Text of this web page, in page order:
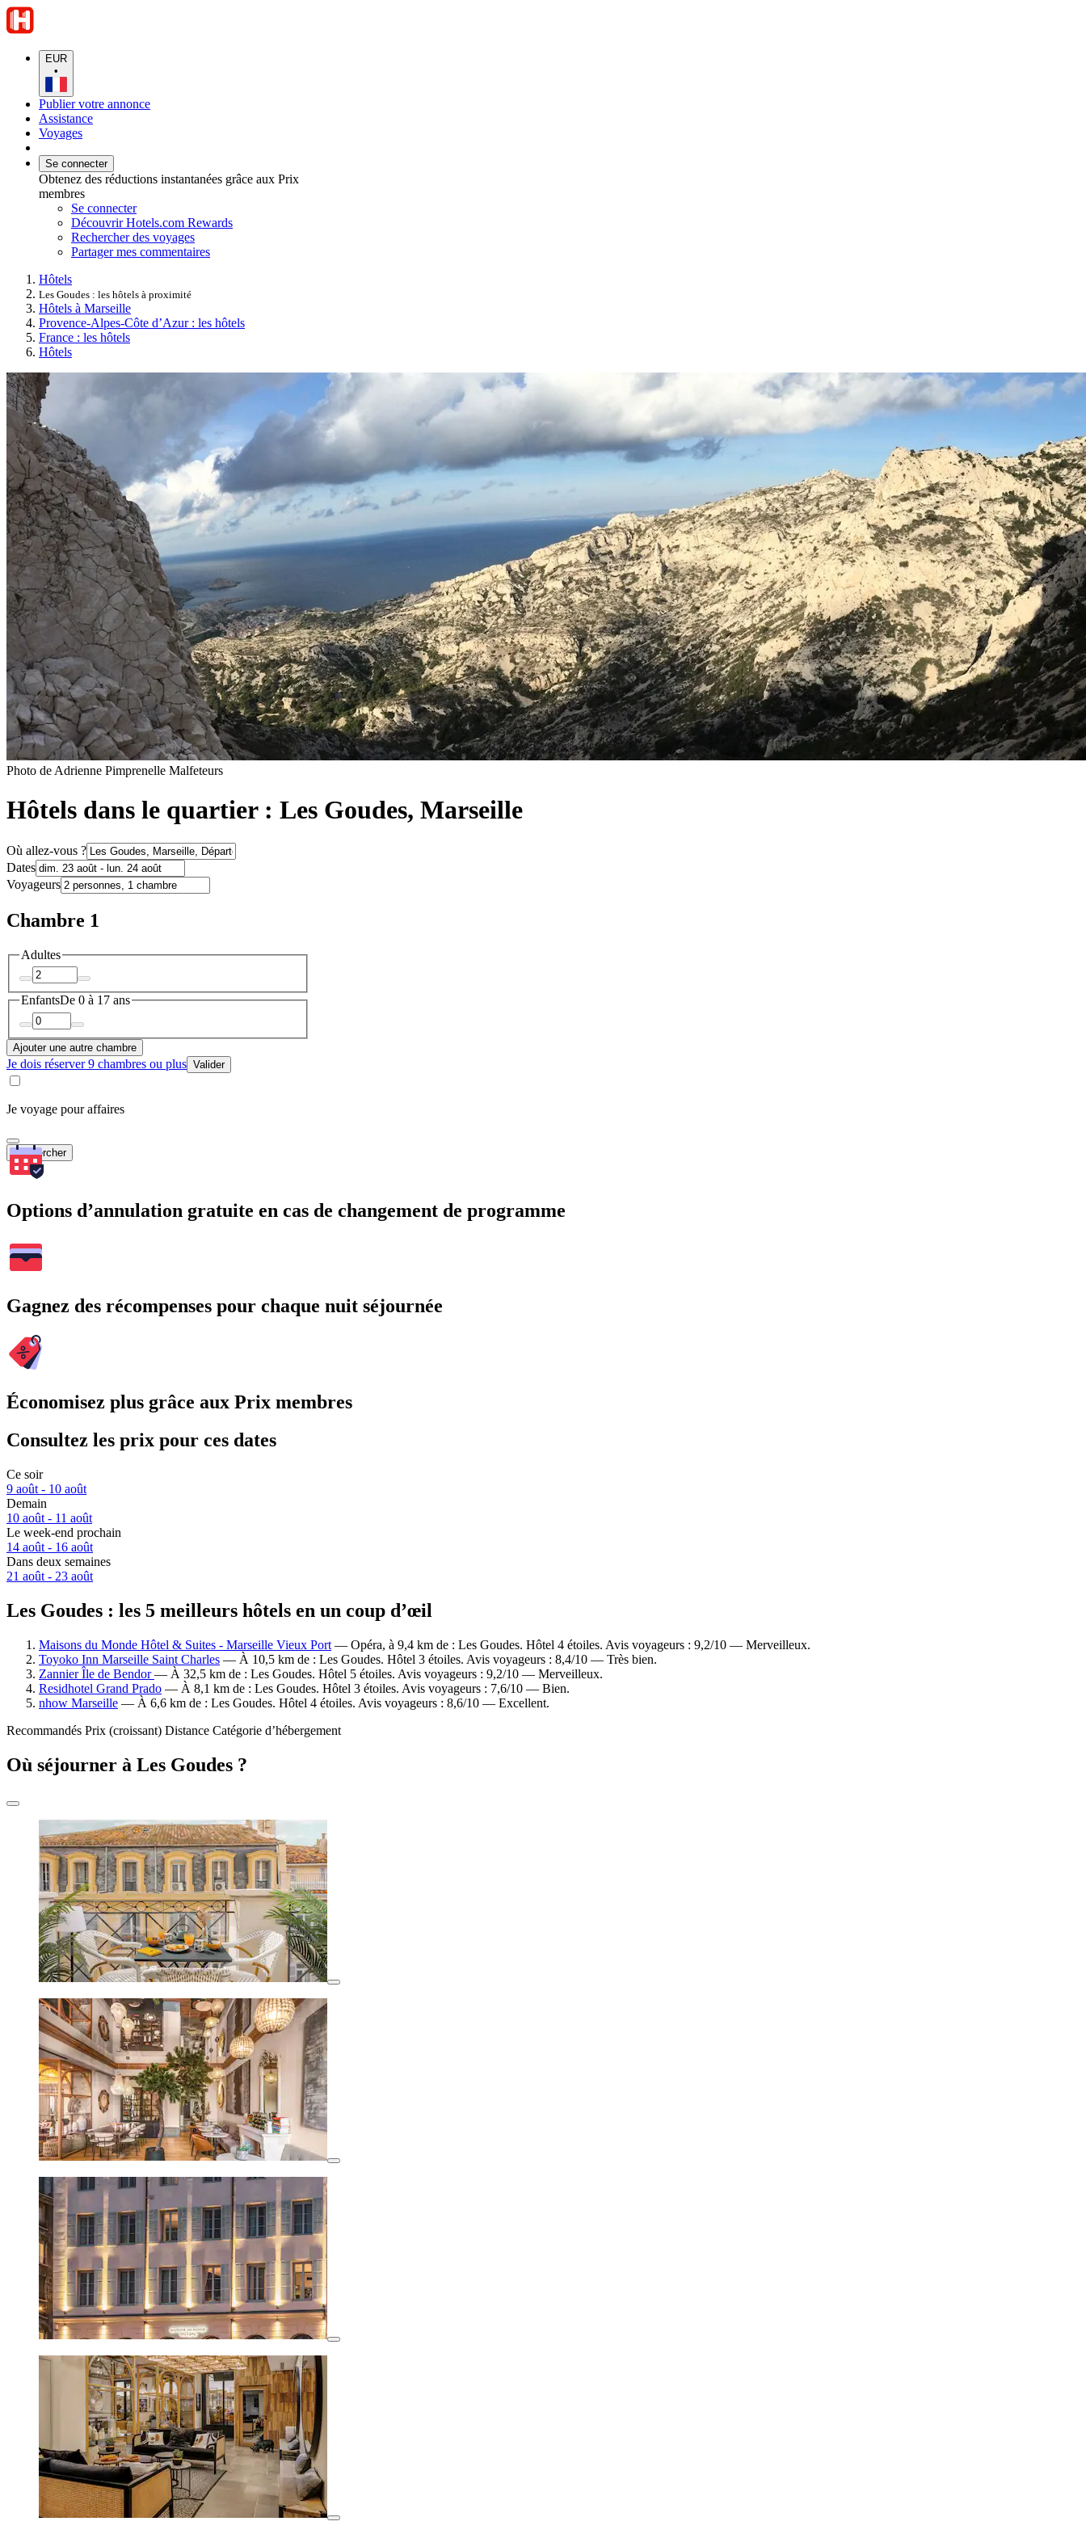
EUR
•
Publier votre annonce
Assistance
Voyages
Se connecter
Obtenez des réductions instantanées grâce aux Prix
membres
Se connecter
Découvrir Hotels.com Rewards
Rechercher des voyages
Partager mes commentaires
Hôtels
Les Goudes : les hôtels à proximité
Hôtels à Marseille
Provence-Alpes-Côte d’Azur : les hôtels
France : les hôtels
Hôtels
Photo de Adrienne Pimprenelle Malfeteurs
Hôtels dans le quartier : Les Goudes, Marseille
Où allez-vous ?
Dates
Voyageurs
Chambre 1
Adultes
EnfantsDe 0 à 17 ans
Ajouter une autre chambre
Je dois réserver 9 chambres ou plus Valider
Je voyage pour affaires
Rechercher
Options d’annulation gratuite en cas de changement de programme
Gagnez des récompenses pour chaque nuit séjournée
Économisez plus grâce aux Prix membres
Consultez les prix pour ces dates
Ce soir
9 août - 10 août
Demain
10 août - 11 août
Le week-end prochain
14 août - 16 août
Dans deux semaines
21 août - 23 août
Les Goudes : les 5 meilleurs hôtels en un coup d’œil
Maisons du Monde Hôtel & Suites - Marseille Vieux Port — Opéra, à 9,4 km de : Les Goudes. Hôtel 4 étoiles. Avis voyageurs : 9,2/10 — Merveilleux.
Toyoko Inn Marseille Saint Charles — À 10,5 km de : Les Goudes. Hôtel 3 étoiles. Avis voyageurs : 8,4/10 — Très bien.
Zannier Île de Bendor— À 32,5 km de : Les Goudes. Hôtel 5 étoiles. Avis voyageurs : 9,2/10 — Merveilleux.
Residhotel Grand Prado — À 8,1 km de : Les Goudes. Hôtel 3 étoiles. Avis voyageurs : 7,6/10 — Bien.
nhow Marseille — À 6,6 km de : Les Goudes. Hôtel 4 étoiles. Avis voyageurs : 8,6/10 — Excellent.
Recommandés Prix (croissant) Distance Catégorie d’hébergement
Où séjourner à Les Goudes ?